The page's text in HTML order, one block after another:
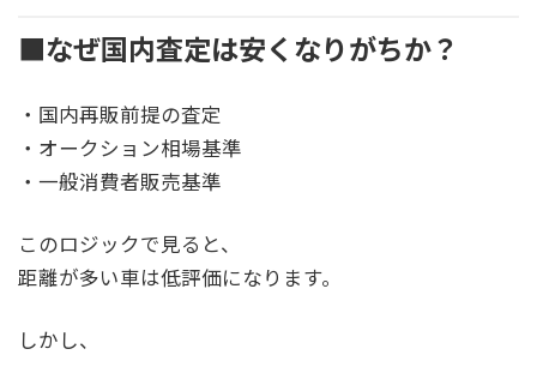
■なぜ国内査定は安くなりがちか？
・国内再販前提の査定
・オークション相場基準
・一般消費者販売基準
このロジックで見ると、
距離が多い車は低評価になります。
しかし、